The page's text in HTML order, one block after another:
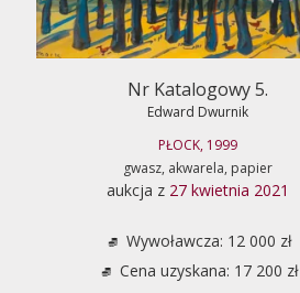
Nr Katalogowy 5.
Edward Dwurnik
PŁOCK, 1999
gwasz, akwarela, papier
aukcja z 27 kwietnia 2021
Wywoławcza: 12 000 zł
Cena uzyskana: 17 200 zł